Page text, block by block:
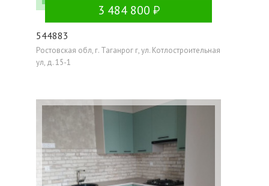
3 484 800
544883
Ростовская обл, г. Таганрог г, ул. Котлостроительная
ул, д. 15-1